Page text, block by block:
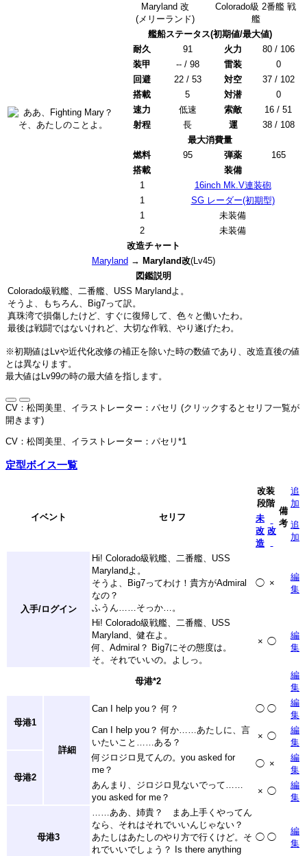
Maryland 改
(メリーランド)
Colorado級 2番艦 戦
艦
艦船ステータス(初期値/最大値)
耐久
91 火力
80 / 106
装甲
-- / 98 雷装
0
回避
22 / 53 対空
37 / 102
搭載
5 対潜
0
速力
低速 索敵
16 / 51
射程
長 運
38 / 108
最大消費量
燃料
95 弾薬
165
搭載
装備
1
16inch Mk.V連装砲
1
SG レーダー(初期型)
1
未装備
2
未装備
改造チャート
Maryland → Maryland改(Lv45)
図鑑説明
Colorado級戦艦、二番艦、USS Marylandよ。
そうよ、もちろん、Big7って訳。
真珠湾で損傷したけど、すぐに復帰して、色々と働いたわ。
最後は戦闘ではないけれど、大切な作戦、やり遂げたわ。
※初期値はLvや近代化改修の補正を除いた時の数値であり、改造直後の値
とは異なります。
最大値はLv99の時の最大値を指します。
CV：松岡美里、イラストレーター：パセリ (クリックするとセリフ一覧が
開きます)
CV：松岡美里、イラストレーター：パセリ *1
定型ボイス一覧
イベント セリフ
改装
段階
備
考
追
加
未
改
造
改
追
加
入手/ログイン
Hi! Colorado級戦艦、二番艦、USS
Marylandよ。
そうよ、Big7ってわけ！貴方がAdmiral
なの？
ふうん……そっか…。
◯ ×
編
集
Hi! Colorado級戦艦、二番艦、USS
Maryland、健在よ。
何、Admiral？ Big7にその態度は。
そ。それでいいの。よしっ。
× ◯
編
集
母港*2
編
集
母港1
詳細
Can I help you？ 何？ ◯ ◯
編
集
Can I help you？ 何か……あたしに、言
いたいこと……ある？
× ◯
編
集
母港2
何ジロジロ見てんの。you asked for
me？
◯ ×
編
集
あんまり、ジロジロ見ないでって……
you asked for me？
× ◯
編
集
母港3
……ああ、姉貴？ まあ上手くやってん
なら、それはそれでいいんじゃない？
あたしはあたしのやり方で行くけど。そ
れでいいでしょう？ Is there anything
◯ ◯
編
集